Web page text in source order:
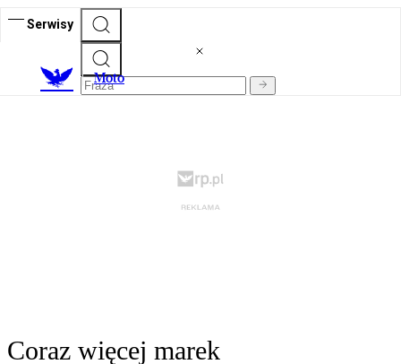
Serwisy
Moto
Coraz więcej marek